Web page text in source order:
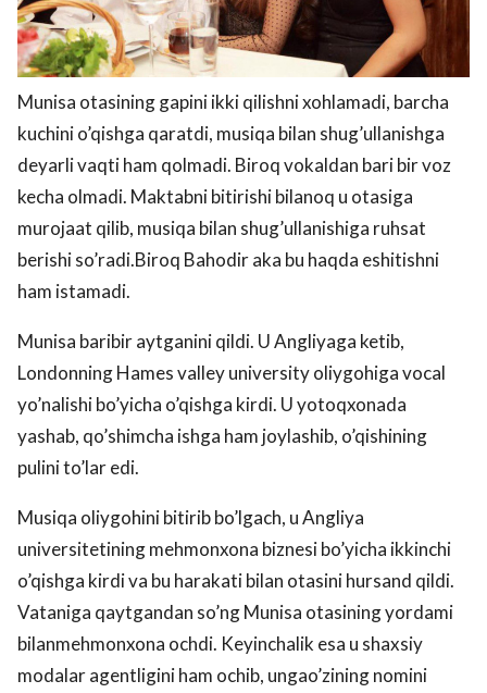
Munisa otasining gapini ikki qilishni xohlamadi, barcha
kuchini o’qishga qaratdi, musiqa bilan shug’ullanishga
deyarli vaqti ham qolmadi. Biroq vokaldan bari bir voz
kecha olmadi. Maktabni bitirishi bilanoq u otasiga
murojaat qilib, musiqa bilan shug’ullanishiga ruhsat
berishi so’radi.Biroq Bahodir aka bu haqda eshitishni
ham istamadi.
Munisa baribir aytganini qildi. U Angliyaga ketib,
Londonning Hames valley university oliygohiga vocal
yo’nalishi bo’yicha o’qishga kirdi. U yotoqxonada
yashab, qo’shimcha ishga ham joylashib, o’qishining
pulini to’lar edi.
Musiqa oliygohini bitirib bo’lgach, u Angliya
universitetining mehmonxona biznesi bo’yicha ikkinchi
o’qishga kirdi va bu harakati bilan otasini hursand qildi.
Vataniga qaytgandan so’ng Munisa otasining yordami
bilanmehmonxona ochdi. Keyinchalik esa u shaxsiy
modalar agentligini ham ochib, ungao’zining nomini